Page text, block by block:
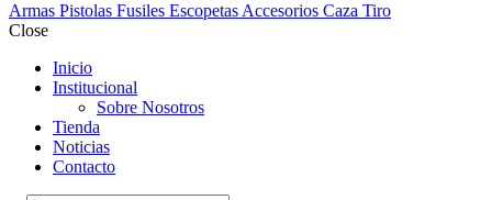
Armas Pistolas Fusiles Escopetas Accesorios Caza Tiro
Close
Inicio
Institucional
Sobre Nosotros
Tienda
Noticias
Contacto